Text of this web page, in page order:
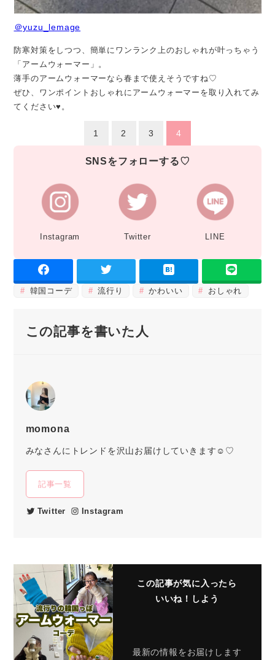
＠yuzu_lemage
防寒対策をしつつ、簡単にワンランク上のおしゃれが叶っちゃう
「アームウォーマー」。
薄手のアームウォーマーなら春まで使えそうですね♡
ぜひ、ワンポイントおしゃれにアームウォーマーを取り入れてみ
てください♥️。
1 2 3 4
SNSをフォローする♡
Instagram Twitter LINE
韓国コーデ 流行り かわいい おしゃれ
この記事を書いた人
momona
みなさんにトレンドを沢山お届けしていきます☺︎♡
記事一覧
Twitter Instagram
この記事が気に入ったら
いいね！しよう
最新の情報をお届けします